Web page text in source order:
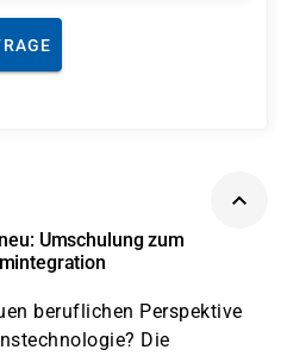
Umschulung zum
beruflichen Perspektive
Die